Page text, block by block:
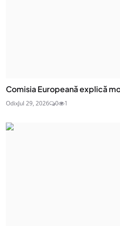
Comisia Europeană explică
OdixJul 29, 2026 0 1